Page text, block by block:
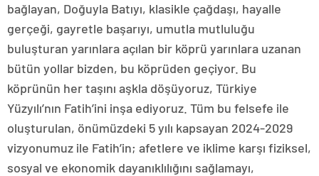
bağlayan, Doğuyla Batıyı, klasikle çağdaşı, hayalle
gerçeği, gayretle başarıyı, umutla mutluluğu
buluşturan yarınlara açılan bir köprü yarınlara uzanan
bütün yollar bizden, bu köprüden geçiyor. Bu
köprünün her taşını aşkla döşüyoruz, Türkiye
Yüzyılı’nın Fatih’ini inşa ediyoruz. Tüm bu felsefe ile
oluşturulan, önümüzdeki 5 yılı kapsayan 2024-2029
vizyonumuz ile Fatih’in; afetlere ve iklime karşı fiziksel,
sosyal ve ekonomik dayanıklılığını sağlamayı,